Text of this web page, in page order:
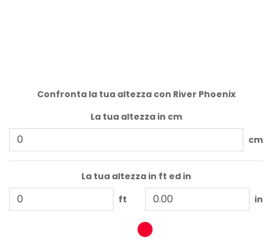
Confronta la tua altezza con River Phoenix
La tua altezza in cm
cm
La tua altezza in ft ed in
ft
in